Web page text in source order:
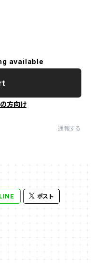
available
方向け
通報する
LINE ポスト